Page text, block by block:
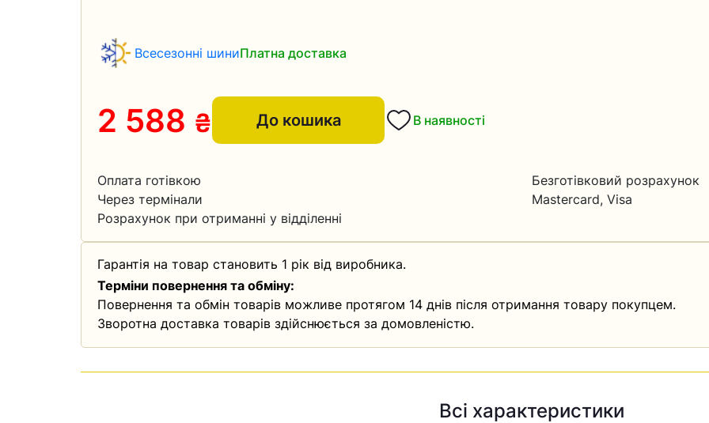
Всесезонні шиниПлатна доставка
2 588 ₴ До кошика В наявності
Оплата готівкою
Безготівковий розрахунок
Через термінали
Mastercard, Visa
Розрахунок при отриманні у відділенні
Гарантія на товар становить 1 рік від виробника.
Терміни повернення та обміну:
Повернення та обмін товарів можливе протягом 14 днів після отримання товару покупцем.
Зворотна доставка товарів здійснюється за домовленістю.
Всі характеристики